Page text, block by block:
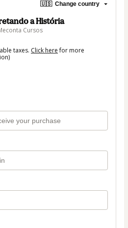
🇺🇸 Change country
a História
Cursos
taxes. Click herefor more